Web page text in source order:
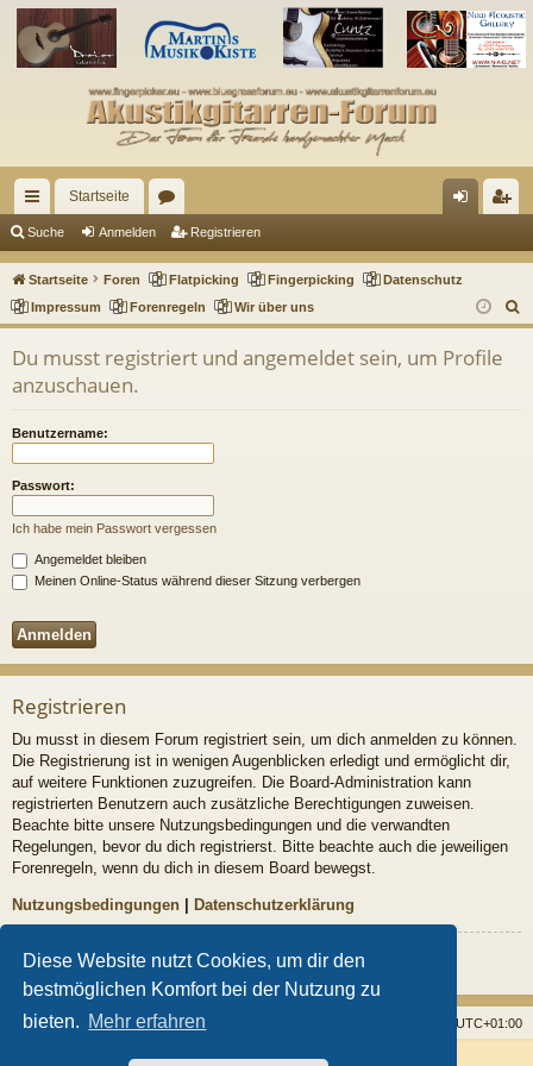
Diese Website nutzt Cookies, um dir den
bestmöglichen Komfort bei der Nutzung zu
bieten. Mehr erfahren
ch
ne
llz
Startseite
en m ist
rie
Suche Anmelden Registrieren
Startseite Foren Flatpicking Fingerpicking
Datenschutz
Impressum
Forenregeln Wir über uns
u
Du musst registriert und angemeldet sein, um Profile
anzuschauen.
Benutzername:
Passwort:
Ich habe mein Passwort vergessen
Angemeldet bleiben
Meinen Online-Status während dieser Sitzung verbergen
Registrieren
Du musst in diesem Forum registriert sein, um dich anmelden zu können.
Die Registrierung ist in wenigen Augenblicken erledigt und ermöglicht dir,
auf weitere Funktionen zuzugreifen. Die Board-Administration kann
registrierten Benutzern auch zusätzliche Berechtigungen zuweisen.
Beachte bitte unsere Nutzungsbedingungen und die verwandten
Regelungen, bevor du dich registrierst. Bitte beachte auch die jeweiligen
Forenregeln, wenn du dich in diesem Board bewegst.
Nutzungsbedingungen Datenschutzerklärung
Registrieren
Startseite Foren UTC+01:00
Powered byphpBB® Forum Software © phpBB Limited